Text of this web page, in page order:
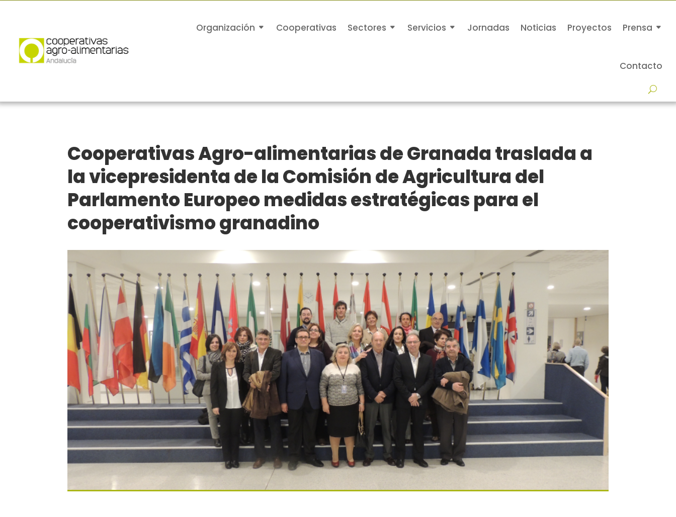
Organización Cooperativas Sectores Servicios Jornadas Noticias Proyectos Prensa
Contacto
Cooperativas Agro-alimentarias de Granada traslada a
la vicepresidenta de la Comisión de Agricultura del
Parlamento Europeo medidas estratégicas para el
cooperativismo granadino